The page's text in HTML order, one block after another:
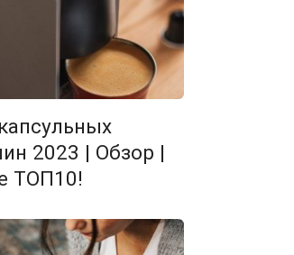
2023 | Обзор |
ТОП10!